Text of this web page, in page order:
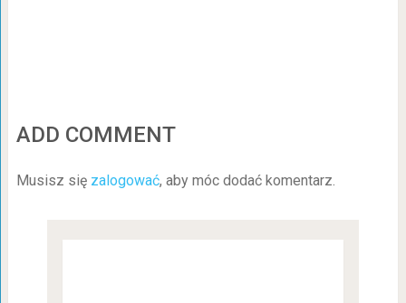
ADD COMMENT
Musisz się zalogować, aby móc dodać komentarz.